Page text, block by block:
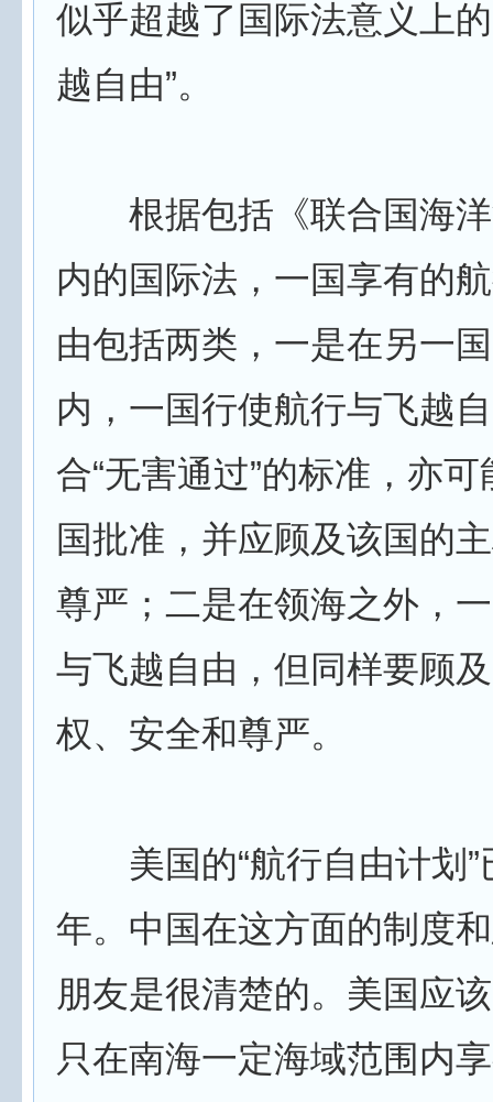
似乎超越了国际法意义上
越自由”。
根据包括《联合国海洋
内的国际法，一国享有的
由包括两类，一是在另一
内，一国行使航行与飞越
合“无害通过”的标准，亦
国批准，并应顾及该国的
尊严；二是在领海之外，
与飞越自由，但同样要顾
权、安全和尊严。
美国的“航行自由计划”
年。中国在这方面的制度
朋友是很清楚的。美国应
只在南海一定海域范围内